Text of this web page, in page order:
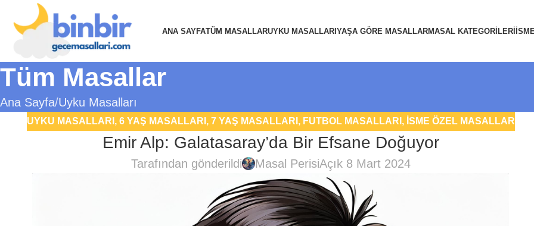
ANA SAYFATÜM MASALLARUYKU MASALLARIYAŞA GÖRE MASALLARMASAL KATEGORILERI
Tüm Masallar
Ana Sayfa Uyku Masalları
UYKU MASALLARI , 6 YAŞ MASALLARI , 7 YAŞ MASALLARI , FUTBOL MASALLARI , İSME ÖZEL MASALLAR
Emir Alp: Galatasaray’da Bir Efsane Doğuyor
Tarafından gönderildi Masal PerisiAçık 8 Mart 2024